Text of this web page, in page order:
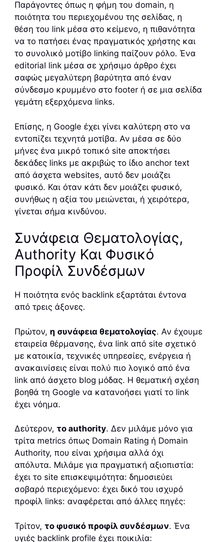
Παράγοντες όπως η φήμη του domain, η
ποιότητα του περιεχομένου της σελίδας, η
θέση του link μέσα στο κείμενο, η πιθανότητα
να το πατήσει ένας πραγματικός χρήστης και
το συνολικό μοτίβο linking παίζουν ρόλο. Ένα
editorial link μέσα σε χρήσιμο άρθρο έχει
σαφώς μεγαλύτερη βαρύτητα από έναν
σύνδεσμο κρυμμένο στο footer ή σε μια σελίδα
γεμάτη εξερχόμενα links.
Επίσης, η Google έχει γίνει καλύτερη στο να
εντοπίζει τεχνητά μοτίβα. Αν μέσα σε δύο
μήνες ένα μικρό τοπικό site αποκτήσει
δεκάδες links με ακριβώς το ίδιο anchor text
από άσχετα websites, αυτό δεν μοιάζει
φυσικό. Και όταν κάτι δεν μοιάζει φυσικό,
συνήθως η αξία του μειώνεται, ή χειρότερα,
γίνεται σήμα κινδύνου.
Συνάφεια Θεματολογίας,
Authority Και Φυσικό
Προφίλ Συνδέσμων
Η ποιότητα ενός backlink εξαρτάται έντονα
από τρεις άξονες.
Πρώτον, η συνάφεια θεματολογίας. Αν έχουμε
εταιρεία θέρμανσης, ένα link από site σχετικό
με κατοικία, τεχνικές υπηρεσίες, ενέργεια ή
ανακαινίσεις είναι πολύ πιο λογικό από ένα
link από άσχετο blog μόδας. Η θεματική σχέση
βοηθά τη Google να κατανοήσει γιατί το link
έχει νόημα.
Δεύτερον, το authority. Δεν μιλάμε μόνο για
τρίτα metrics όπως Domain Rating ή Domain
Authority, που είναι χρήσιμα αλλά όχι
απόλυτα. Μιλάμε για πραγματική αξιοπιστία:
έχει το site επισκεψιμότητα: δημοσιεύει
σοβαρό περιεχόμενο: έχει δικό του ισχυρό
προφίλ links: αναφέρεται από άλλες πηγές:
Τρίτον, το φυσικό προφίλ συνδέσμων. Ένα
υγιές backlink profile έχει ποικιλία: